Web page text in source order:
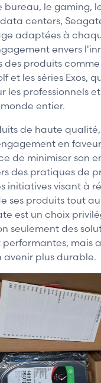
le gaming,
centers,
adaptées à
envers
des produits comme
et les séries Exos,
les professionnels
entier.
de haute
en
de minimiser son
des pratiques de
initiatives visant à
ses produits tout
est un choix
seulement des
mais
avenir plus durable.